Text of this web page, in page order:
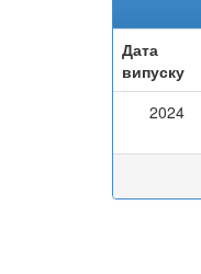
Дата
випуску
2024